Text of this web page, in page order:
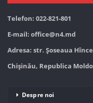
Telefon: 022-821-801
E-mail: office@n4.md
Adresa: str. Șoseaua
Chișinău, Republica
Despre noi